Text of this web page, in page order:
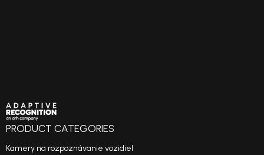
PRODUCT CATEGORIES
Kamery na rozpoznávanie vozidiel